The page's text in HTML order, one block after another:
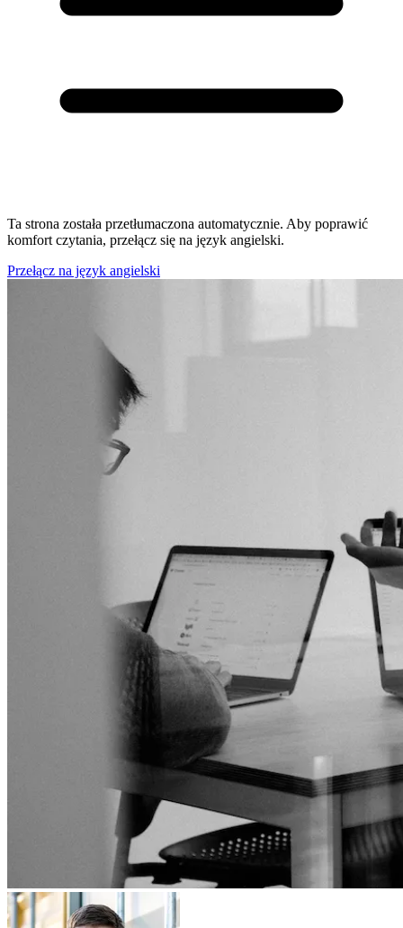
Ta strona została przetłumaczona automatycznie. Aby poprawić
komfort czytania, przełącz się na język angielski.
Przełącz na język angielski